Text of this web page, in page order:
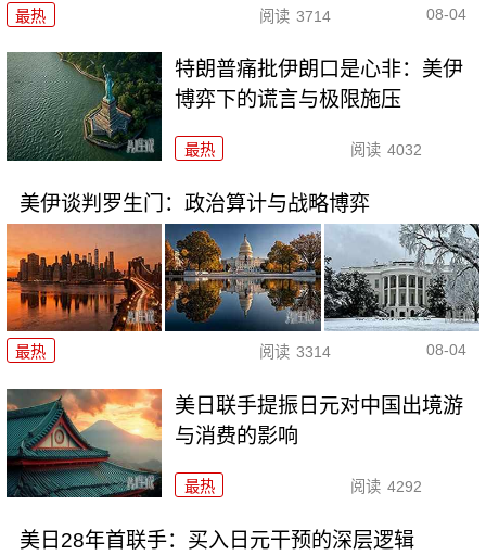
最热 阅读 3714 08-04
特朗普痛批伊朗口是心非：美伊
博弈下的谎言与极限施压
最热 阅读 4032
美伊谈判罗生门：政治算计与战略博弈
最热 阅读 3314 08-04
美日联手提振日元对中国出境游
与消费的影响
最热 阅读 4292
美日28年首联手：买入日元干预的深层逻辑